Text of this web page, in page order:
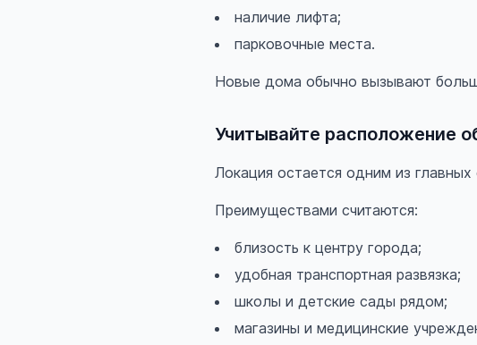
наличие лифта;
парковочные места.
Новые дома обычно вызывают
Учитывайте расположение
Локация остается одним из
Преимуществами считаются:
близость к центру города;
удобная транспортная развязка;
школы и детские сады рядом;
магазины и медицинские